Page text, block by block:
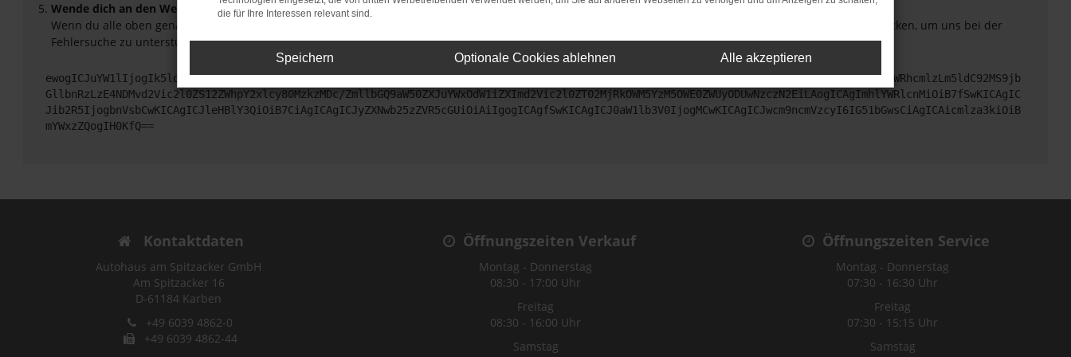
Wende dich an den Webseitenbetreiber.
Wenn du alle oben genannten Schritte versucht hast, kontaktiere uns bitte. Wir werden versuchen, das Problem zu beheben. Du kannst uns diesen Text schicken, um uns bei der
Fehlersuche zu unterstützen:
ewogICJuYW1lIjogIk5ldHdvcmtFcnJvciIsCiAgImNvbmZpZyI6IHsKICAgICJtZXRob2QiOiAiR0VUIiwKICAgICJ1cmwiOiAiaHR0cHM6Ly9hcGkueC5ha3MtcHJvZC5hdWRhcmlzLm5ldC92MS9jb
GllbnRzLzE4NDMvd2Vic2l0ZS12ZWhpY2xlcy80MzkzMDc/ZmllbGQ9aW50ZXJuYWxOdW1iZXImd2Vic2l0ZT02MjRkOWM5YzM5OWE0ZWUyODUwNzczN2EiLAogICAgImhlYWRlcnMiOiB7fSwKICAgIC
Jib2R5IjogbnVsbCwKICAgICJleHBlY3QiOiB7CiAgICAgICJyZXNwb25zZVR5cGUiOiAiIgogICAgfSwKICAgICJ0aW1lb3V0IjogMCwKICAgICJwcm9ncmVzcyI6IG51bGwsCiAgICAicmlza3kiOiB
mYWxzZQogIH0KfQ==
Kontaktdaten
Autohaus am Spitzacker GmbH
Am Spitzacker 16
D-61184 Karben
+49 6039 4862-0
+49 6039 4862-44
Öffnungszeiten Verkauf
Montag - Donnerstag
08:30 - 17:00 Uhr
Freitag
08:30 - 16:00 Uhr
Samstag
Öffnungszeiten Service
Montag - Donnerstag
07:30 - 16:30 Uhr
Freitag
07:30 - 15:15 Uhr
Samstag
die für Ihre Interessen relevant sind.
Speichern Optionale Cookies ablehnen Alle akzeptieren